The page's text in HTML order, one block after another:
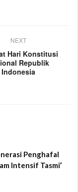
NEXT
Hari Konstitusi
Republik
Indonesia
Penghafal
Intensif Tasmi’